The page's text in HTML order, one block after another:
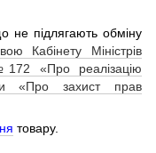
не підлягають обміну
Кабінету Міністрів
«Про реалізацію
«Про захист прав
товару.